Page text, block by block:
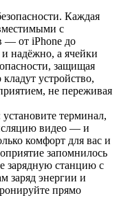
Каждая
с
— от iPhone до
надёжно, а ячейки
защищая
устройство,
не переживая
терминал,
видео — и
комфорт для вас и
запомнилось
зарядную станцию с
заряд энергии и
прямо